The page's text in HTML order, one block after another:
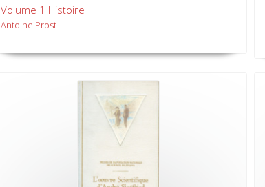
Volume 1 Histoire
Antoine Prost